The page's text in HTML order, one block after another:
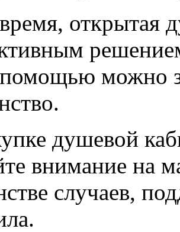
открытая
помощью можно
душевой
внимание на
случаев,